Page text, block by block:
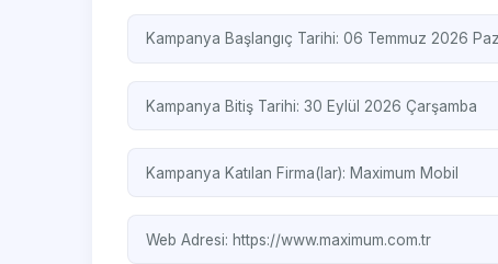
Kampanya Başlangıç Tarihi: 06 Temmuz 2026
Kampanya Bitiş Tarihi: 30 Eylül 2026 Çarşamba
Kampanya Katılan Firma(lar): Maximum Mobil
Web Adresi: https://www.maximum.com.tr